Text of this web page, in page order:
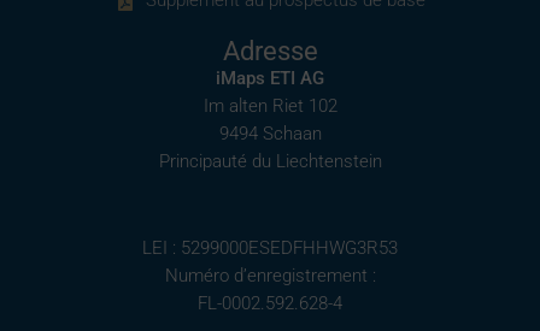
Adresse
iMaps ETI AG
Im alten Riet 102
9494 Schaan
Principauté du Liechtenstein
LEI : 5299000ESEDFHHWG3R53
Numéro d’enregistrement :
FL-0002.592.628-4